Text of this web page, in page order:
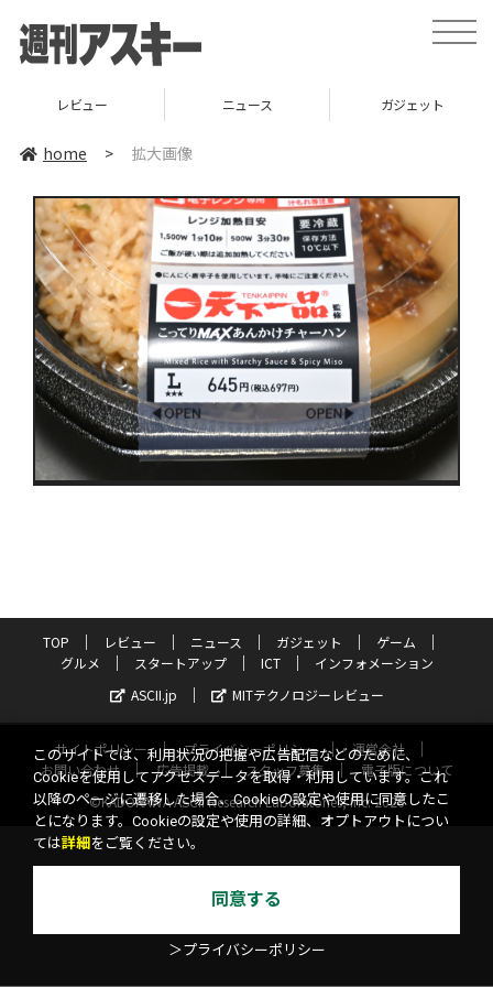
toggle
レビュー ニュース ガジェット
home > 拡大画像
TOP レビュー ニュース ガジェット
ゲーム
グルメ
スタートアップ ICT
インフォメーション
ASCII.jp
MITテクノロジーレビュー
サイトポリシー プライバシーポリシー
運営会社
お問い合わせ
広告掲載 スタッフ募集
電子版について
©KADOKAWA ASCII Research Laboratories, Inc. 2026
このサイトでは、利用状況の把握や広告配信などのために、
Cookieを使用してアクセスデータを取得・利用しています。これ
以降のページに遷移した場合、Cookieの設定や使用に同意したこ
とになります。Cookieの設定や使用の詳細、オプトアウトについ
ては詳細 をご覧ください。
同意する
＞プライバシーポリシー